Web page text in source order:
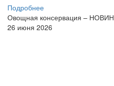
Подробнее
Овощная консервация –
26 июня 2026